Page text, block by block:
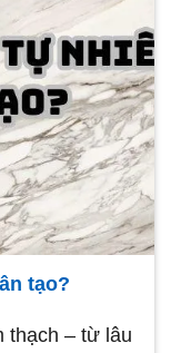
tạo?
thạch – từ lâu